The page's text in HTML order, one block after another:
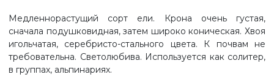
Медленнорастущий сорт ели. Крона очень густая,
сначала подушковидная, затем широко коническая. Хвоя
игольчатая, серебристо-стального цвета. К почвам не
требовательна. Светолюбива. Используется как солитер,
в группах, альпинариях.